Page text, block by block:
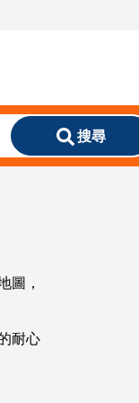
搜尋
圖，
耐心